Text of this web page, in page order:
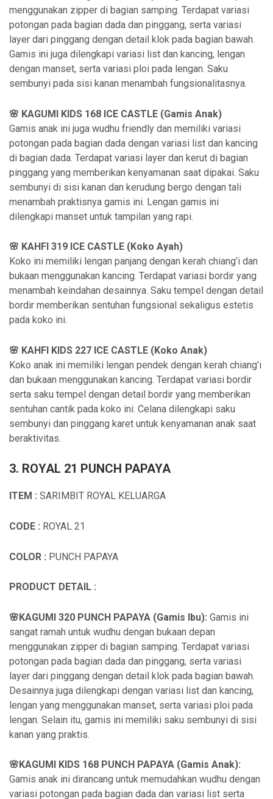
menggunakan zipper di bagian samping. Terdapat variasi
potongan pada bagian dada dan pinggang, serta variasi
layer dari pinggang dengan detail klok pada bagian bawah.
Gamis ini juga dilengkapi variasi list dan kancing, lengan
dengan manset, serta variasi ploi pada lengan. Saku
sembunyi pada sisi kanan menambah fungsionalitasnya.
🌸 KAGUMI KIDS 168 ICE CASTLE (Gamis Anak)
Gamis anak ini juga wudhu friendly dan memiliki variasi
potongan pada bagian dada dengan variasi list dan kancing
di bagian dada. Terdapat variasi layer dan kerut di bagian
pinggang yang memberikan kenyamanan saat dipakai. Saku
sembunyi di sisi kanan dan kerudung bergo dengan tali
menambah praktisnya gamis ini. Lengan gamis ini
dilengkapi manset untuk tampilan yang rapi.
🌸 KAHFI 319 ICE CASTLE (Koko Ayah)
Koko ini memiliki lengan panjang dengan kerah chiang’i dan
bukaan menggunakan kancing. Terdapat variasi bordir yang
menambah keindahan desainnya. Saku tempel dengan detail
bordir memberikan sentuhan fungsional sekaligus estetis
pada koko ini.
🌸 KAHFI KIDS 227 ICE CASTLE (Koko Anak)
Koko anak ini memiliki lengan pendek dengan kerah chiang’i
dan bukaan menggunakan kancing. Terdapat variasi bordir
serta saku tempel dengan detail bordir yang memberikan
sentuhan cantik pada koko ini. Celana dilengkapi saku
sembunyi dan pinggang karet untuk kenyamanan anak saat
beraktivitas.
3. ROYAL 21 PUNCH PAPAYA
ITEM : SARIMBIT ROYAL KELUARGA
CODE : ROYAL 21
COLOR : PUNCH PAPAYA
PRODUCT DETAIL :
🌸KAGUMI 320 PUNCH PAPAYA (Gamis Ibu): Gamis ini
sangat ramah untuk wudhu dengan bukaan depan
menggunakan zipper di bagian samping. Terdapat variasi
potongan pada bagian dada dan pinggang, serta variasi
layer dari pinggang dengan detail klok pada bagian bawah.
Desainnya juga dilengkapi dengan variasi list dan kancing,
lengan yang menggunakan manset, serta variasi ploi pada
lengan. Selain itu, gamis ini memiliki saku sembunyi di sisi
kanan yang praktis.
🌸KAGUMI KIDS 168 PUNCH PAPAYA (Gamis Anak):
Gamis anak ini dirancang untuk memudahkan wudhu dengan
variasi potongan pada bagian dada dan variasi list serta